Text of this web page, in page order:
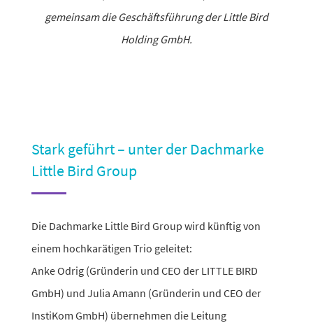
gemeinsam die Geschäftsführung der Little Bird
Holding GmbH.
Stark geführt – unter der Dachmarke
Little Bird Group
Die Dachmarke Little Bird Group wird künftig von
einem hoch­ka­rä­tigen Trio geleitet:
Anke Odrig (Gründerin und CEO der LITTLE BIRD
GmbH) und Julia Amann (Gründerin und CEO der
InstiKom GmbH) über­nehmen die Leitung